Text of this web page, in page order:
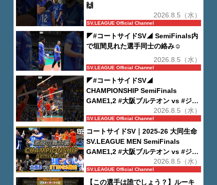
🙌
2026.8.5（水）
SV.LEAGUE Official Channel
◤#コートサイドSV◢ SemiFinals内
で垣間見れた選手同士の絡み☺️
2026.8.5（水）
SV.LEAGUE Official Channel
◤#コートサイドSV◢
CHAMPIONSHIP SemiFinals
GAME1,2 #大阪ブルテオン vs #ジェ
イテクトSTINGS愛知 の様子をお届
け🎥
2026.8.5（水）
SV.LEAGUE Official Channel
コートサイドSV｜2025-26 大同生命
SV.LEAGUE MEN SemiFinals
GAME1,2 #大阪ブルテオン vs #ジェ
2026.8.5（水）
SV.LEAGUE Official Channel
【この選手は誰でしょう？】ルーキ